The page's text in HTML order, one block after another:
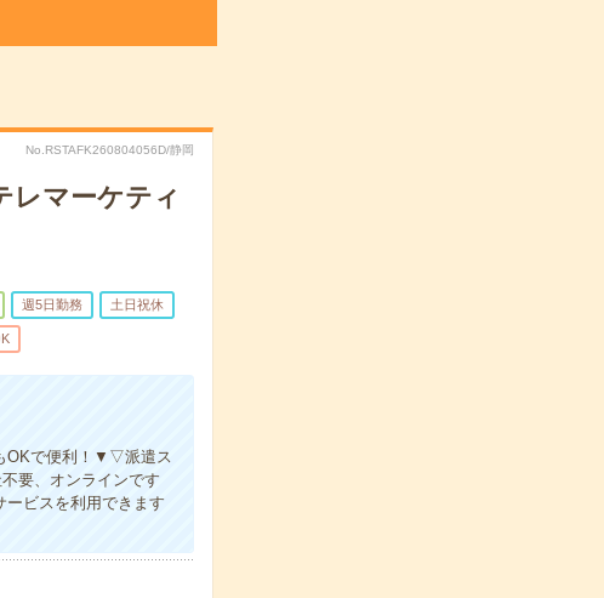
No.RSTAFK260804056D/静岡
レマーケティ
週5日勤務 土日祝休
OKで便利！▼▽派遣ス
要、オンラインです
ビスを利用できます